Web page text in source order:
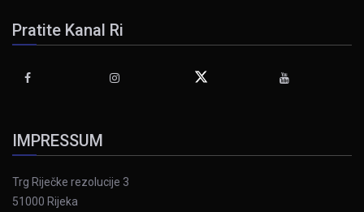
Pratite Kanal Ri
IMPRESSUM
Trg Riječke rezolucije 3
51000 Rijeka